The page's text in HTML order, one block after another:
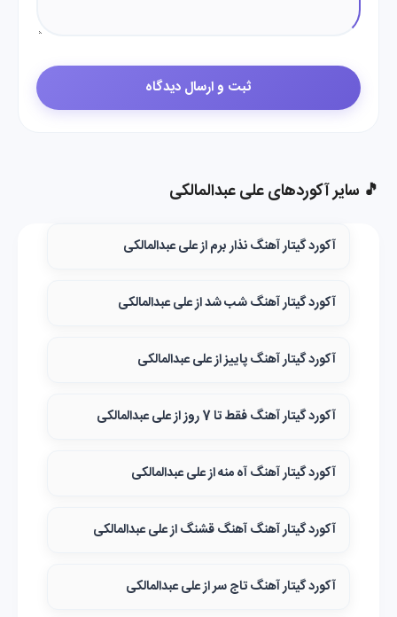
🎵 سایر آکوردهای علی عبدالمالکی
آکورد گیتار آهنگ نذار برم از علی عبدالمالکی
آکورد گیتار آهنگ شب شد از علی عبدالمالکی
آکورد گیتار آهنگ پاییز از علی عبدالمالکی
آکورد گیتار آهنگ فقط تا 7 روز از علی عبدالمالکی
آکورد گیتار آهنگ آه منه از علی عبدالمالکی
آکورد گیتار آهنگ آهنگ قشنگ از علی عبدالمالکی
آکورد گیتار آهنگ تاج سر از علی عبدالمالکی